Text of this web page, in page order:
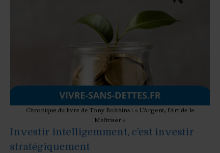
Chronique du livre de Tony Robbins : « L’Argent, l’Art de le
Maîtriser »
Investir intelligemment, c’est investir
stratégiquement